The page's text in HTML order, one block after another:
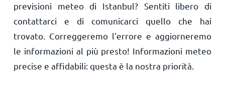
previsioni meteo di Istanbul? Sentiti libero di
contattarci e di comunicarci quello che hai
trovato. Correggeremo l'errore e aggiorneremo
le informazioni al più presto! Informazioni meteo
precise e affidabili: questa è la nostra priorità.